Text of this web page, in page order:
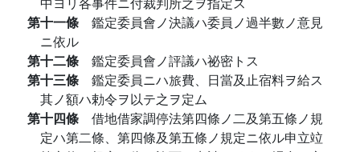
第十一條 鑑定委員會ノ決議ハ委員ノ過半數ノ意見
ニ依ル
第十二條 鑑定委員會ノ評議ハ祕密トス
第十三條 鑑定委員ニハ旅費、日當及止宿料ヲ給ス
其ノ額ハ勅令ヲ以テ之ヲ定ム
第十四條 借地借家調停法第四條ノ二及第五條ノ規
定ハ第二條、第四條及第五條ノ規定ニ依ル申立竝